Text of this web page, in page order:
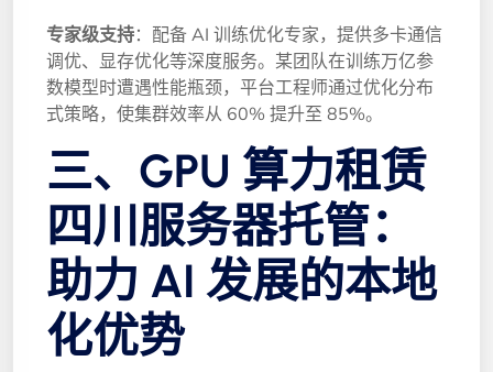
专家级支持：配备 AI 训练优化专家，提供多卡通信
调优、显存优化等深度服务。某团队在训练万亿参
数模型时遭遇性能瓶颈，平台工程师通过优化分布
式策略，使集群效率从 60% 提升至 85%。
三、GPU 算力租赁
四川服务器托管：
助力 AI 发展的本地
化优势